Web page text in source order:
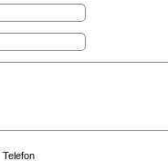
Telefon